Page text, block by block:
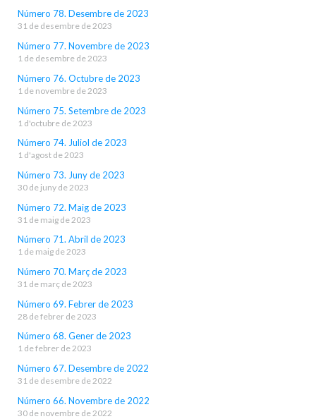
Número 78. Desembre de 2023
31 de desembre de 2023
Número 77. Novembre de 2023
1 de desembre de 2023
Número 76. Octubre de 2023
1 de novembre de 2023
Número 75. Setembre de 2023
1 d'octubre de 2023
Número 74. Juliol de 2023
1 d'agost de 2023
Número 73. Juny de 2023
30 de juny de 2023
Número 72. Maig de 2023
31 de maig de 2023
Número 71. Abril de 2023
1 de maig de 2023
Número 70. Març de 2023
31 de març de 2023
Número 69. Febrer de 2023
28 de febrer de 2023
Número 68. Gener de 2023
1 de febrer de 2023
Número 67. Desembre de 2022
31 de desembre de 2022
Número 66. Novembre de 2022
30 de novembre de 2022